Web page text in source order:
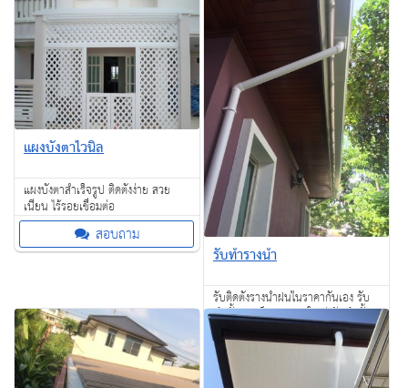
แผงบังตาไวนิล
แผงบังตาสำเร็จรูป ติดตั้งง่าย สวย
เนียน ไร้รอยเชื่อมต่อ
สอบถาม
รับทำรางน้ำ
รับติดตั้งรางนํ้าฝนในราคากันเอง รับ
ทำทั้งงานเล็กและงานใหญ่ รับทำทั้ง
ในกรุงเทพฯ และต่างจังหวัด
สอบถาม